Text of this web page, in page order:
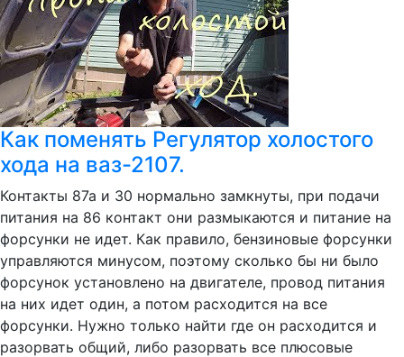
Как поменять Регулятор холостого
хода на ваз-2107.
Контакты 87а и 30 нормально замкнуты, при подачи
питания на 86 контакт они размыкаются и питание на
форсунки не идет. Как правило, бензиновые форсунки
управляются минусом, поэтому сколько бы ни было
форсунок установлено на двигателе, провод питания
на них идет один, а потом расходится на все
форсунки. Нужно только найти где он расходится и
разорвать общий, либо разорвать все плюсовые